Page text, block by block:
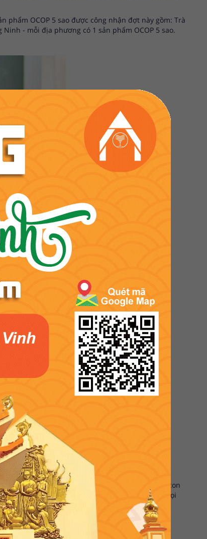
phẩm OCOP 5 sao được công nhận đợt này gồm: Trà
- mỗi địa phương có 1 sản phẩm OCOP 5 sao.
lần nữa thật vô cùng vinh dự và tự hào vì đứa con
càng tiến gần hơn với mọi người trên khắp mọi
ngày càng nâng cao giá trị trái Dừa sáp quê